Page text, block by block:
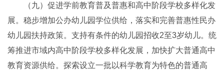
（九）促进学前教育普及普惠和高中阶段学校多样化发
展。稳步增加公办幼儿园学位供给，落实和完善普惠性民办
幼儿园扶持政策。支持有条件的幼儿园招收2至3岁幼儿。统
筹推进市域内高中阶段学校多样化发展，加快扩大普通高中
教育资源供给。探索设立一批以科学教育为特色的普通高